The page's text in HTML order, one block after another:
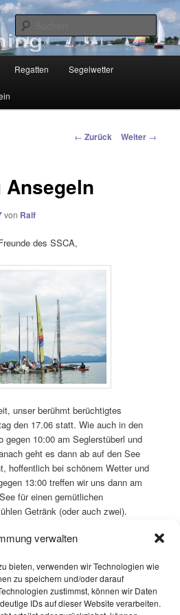
verwalten
bieten, verwenden wir Technologien wie
zu speichern und/oder darauf
zustimmst, können wir Daten
IDs auf dieser Website verarbeiten.
Regatten Segelwetter
Beitragsnavigation
← Zurück Weiter →
von Ralf
des SSCA,
unser berühmt berüchtigtes
den 17.06 statt. Wie auch in den
gegen 10:00 am Seglerstüberl und
geht es dann ab auf den See
hoffentlich bei schönem Wetter und
13:00 treffen wir uns dann am
für einen gemütlichen
Getränk (oder auch zwei).
grosse Raum in der Kupferschmiede
und Trinken sorgt der Wirt Jens.
einen Film von ihrem Karibik-Törn